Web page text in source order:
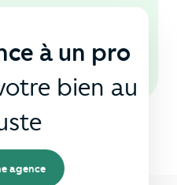
à un pro
bien au
agence